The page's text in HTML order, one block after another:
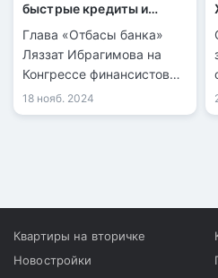
быстрые кредиты и
рассказала о
долгосрочных рисках
ипотеки
Глава «Отбасы банка»
Ляззат Ибрагимова на
Конгрессе финансистов
Казахстана отметила, что
стремительное
казахстанцами средств
на жилье.
18 нояб. 2024
Квартиры на вторичке
Новостройки